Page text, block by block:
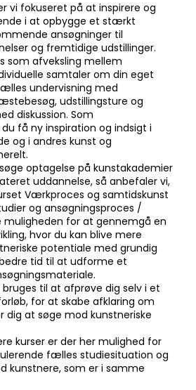
vi fokuseret på at inspirere og
i at opbygge et stærkt
ansøgninger til
og fremtidige udstillinger.
som afveksling mellem
samtaler om din eget
undervisning med
udstillingsture og
diskussion. Som
få ny inspiration og indsigt i
og i andres kunst og
optagelse på kunstakademier
uddannelse, så anbefaler vi,
Værkproces og samtidskunst
og ansøgningsproces /
muligheden for at gennemgå en
hvor du kan blive mere
potentiale med grundig
tid til at udforme et
bruges til at afprøve dig selv i et
for at skabe afklaring om
dig at søge mod kunstneriske
kurser er der her mulighed for
fælles studiesituation og
som er i samme